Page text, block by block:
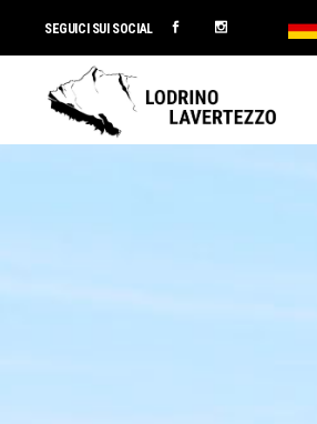
SEGUICI SUI SOCIAL